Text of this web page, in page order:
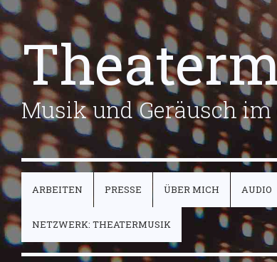
Musik und Geräusch
ARBEITEN PRESSE ÜBER MICH AUDIO
NETZWERK: THEATERMUSIK